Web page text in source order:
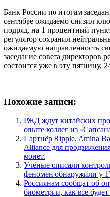
Банк России по итогам
сентябре ожидаемо снизил
подряд, на 1 процентный
регулятор сохранил
ожидаемую направленность
заседание совета директоров
состоится уже в эту пятницу,
Похожие записи:
РЖД ждут китайских
опыте коллег из
Партнёр Ripple, Amina
Alliance для
монет.
Учёные описали
феномен обнаружили у
Россиянам сообщат об
биометрии, как все